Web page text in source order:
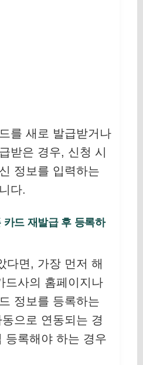
를 새로 발급받거나
받은 경우, 신청 시
정보를 입력하는
다.
카드 재발급 후 등록하
다면, 가장 먼저 해
드사의 홈페이지나
정보를 등록하는
으로 연동되는 경
등록해야 하는 경우